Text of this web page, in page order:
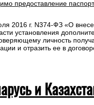
предоставление
2016 г. N374-ФЗ «О
установления
личность
и отразить ее в
и